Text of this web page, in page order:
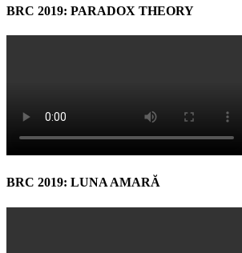
BRC 2019: PARADOX THEORY
BRC 2019: LUNA AMARĂ